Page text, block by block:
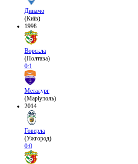
Динамо
(Київ)
1998
Ворскла
(Полтава)
0:1
Металург
(Маріуполь)
2014
Говерла
(Ужгород)
0:0